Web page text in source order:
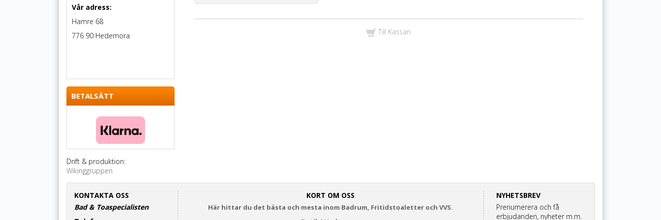
Vår adress:
Hamre 68
776 90 Hedemora
BETALSÄTT
Drift & produktion:
Wikinggruppen
Till Kassan
KONTAKTA OSS
Bad & Toaspecialisten
NYHETSBREV
Prenumerera och få
erbjudanden, nyheter m.m.
KORT OM OSS
Här hittar du det bästa och mesta inom Badrum, Fritidstoaletter och VVS.